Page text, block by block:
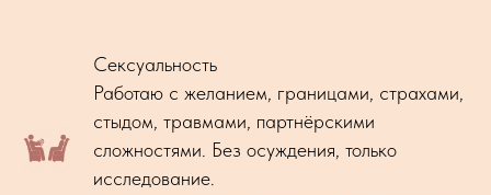
Сексуальность
Работаю с желанием, границами, страхами,
стыдом, травмами, партнёрскими
сложностями. Без осуждения, только
исследование.